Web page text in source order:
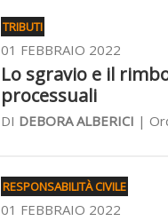
TRIBUTI
01 FEBBRAIO 2022
Lo sgravio e il
processuali
DI DEBORA ALBERICI |
RESPONSABILITÀ CIVILE
01 FEBBRAIO 2022